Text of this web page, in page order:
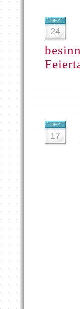
DEZ.
24
DEZ.
17